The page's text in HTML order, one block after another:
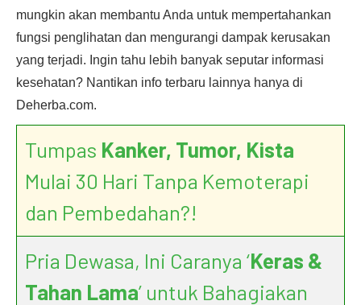
mungkin akan membantu Anda untuk mempertahankan
fungsi penglihatan dan mengurangi dampak kerusakan
yang terjadi. Ingin tahu lebih banyak seputar informasi
kesehatan? Nantikan info terbaru lainnya hanya di
Deherba.com.
Tumpas Kanker, Tumor, Kista
Mulai 30 Hari Tanpa Kemoterapi
dan Pembedahan?!
Pria Dewasa, Ini Caranya ‘Keras &
Tahan Lama’ untuk Bahagiakan